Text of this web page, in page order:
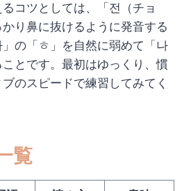
コツとしては、「전（チョ
り鼻に抜けるように発音する
の「ㅎ」を自然に弱めて「나
とです。最初はゆっくり、慣
のスピードで練習してみてく
覧